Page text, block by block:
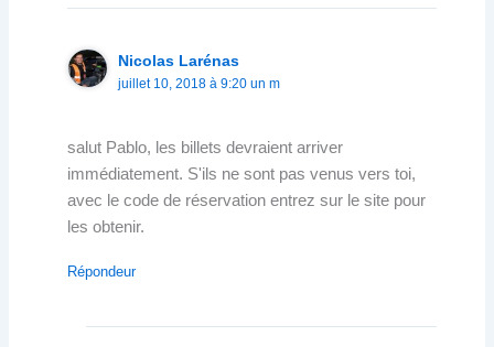
Nicolas Larénas
juillet 10, 2018 à 9:20 un m
salut Pablo, les billets devraient arriver
immédiatement. S'ils ne sont pas venus vers toi,
avec le code de réservation entrez sur le site pour
les obtenir.
Répondeur